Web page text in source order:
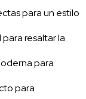
para un estilo
resaltar la
para
para